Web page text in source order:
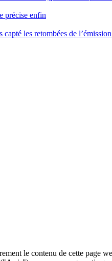
précise enfin
les retombées de
le contenu de cette page